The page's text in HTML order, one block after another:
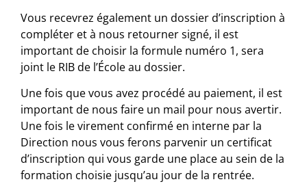
Vous recevrez également un dossier d’inscription à
compléter et à nous retourner signé, il est
important de choisir la formule numéro 1, sera
joint le RIB de l’École au dossier.
Une fois que vous avez procédé au paiement, il est
important de nous faire un mail pour nous avertir.
Une fois le virement confirmé en interne par la
Direction nous vous ferons parvenir un certificat
d’inscription qui vous garde une place au sein de la
formation choisie jusqu’au jour de la rentrée.